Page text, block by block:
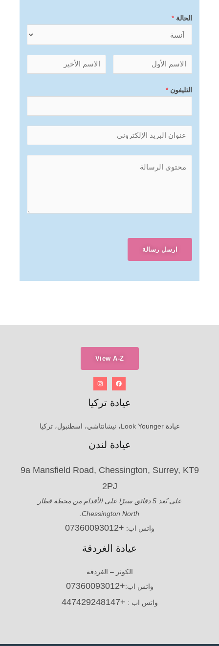
الحالة *
التليفون *
ارسل رسالة
View A-Z
عيادة تركيا
عيادة Look Younger، نيشانتاشي، اسطنبول، تركيا
عيادة لندن
9a Mansfield Road, Chessington, Surrey, KT9
2PJ
على بُعد 5 دقائق سيرًا على الأقدام من محطة قطار
Chessington North.
واتس اب: +07360093012
عيادة الغردقة
الكوثر – الغردقة
واتس اب:+07360093012
واتس اب : +447429248147